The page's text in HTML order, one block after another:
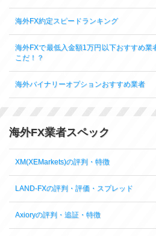
海外FX約定スピードランキング
海外FXで最低入金額1万円以下おすすめ
こだ！？
海外バイナリーオプションおすすめ業者
海外FX業者スペック
XM(XEMarkets)の評判・特徴
LAND-FXの評判・評価・スプレッド
Axioryの評判・追証・特徴